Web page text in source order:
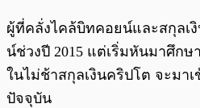
ผู้ที่คลั่งไคล้บิทคอยน์และสกุลเ
น์ช่วงปี 2015 แต่เริ่มหันมาศึกษ
ในไม่ช้าสกุลเงินคริปโต จะมา
ปัจจุบัน